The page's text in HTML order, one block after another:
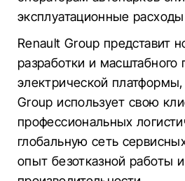
эксплуатационные
Renault Group представит
разработки и масштабного
электрической платформы,
Group использует свою
профессиональных
глобальную сеть
опыт безотказной работы и